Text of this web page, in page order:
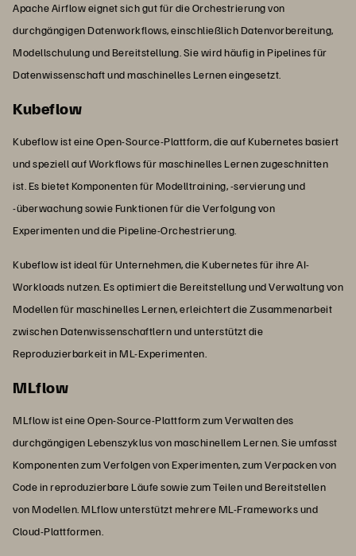
Apache Airflow eignet sich gut für die Orchestrierung von
durchgängigen Datenworkflows, einschließlich Datenvorbereitung,
Modellschulung und Bereitstellung. Sie wird häufig in Pipelines für
Datenwissenschaft und maschinelles Lernen eingesetzt.
Kubeflow
Kubeflow ist eine Open-Source-Plattform, die auf Kubernetes basiert
und speziell auf Workflows für maschinelles Lernen zugeschnitten
ist. Es bietet Komponenten für Modelltraining, -servierung und
-überwachung sowie Funktionen für die Verfolgung von
Experimenten und die Pipeline-Orchestrierung.
Kubeflow ist ideal für Unternehmen, die Kubernetes für ihre AI-
Workloads nutzen. Es optimiert die Bereitstellung und Verwaltung von
Modellen für maschinelles Lernen, erleichtert die Zusammenarbeit
zwischen Datenwissenschaftlern und unterstützt die
Reproduzierbarkeit in ML-Experimenten.
MLflow
MLflow ist eine Open-Source-Plattform zum Verwalten des
durchgängigen Lebenszyklus von maschinellem Lernen. Sie umfasst
Komponenten zum Verfolgen von Experimenten, zum Verpacken von
Code in reproduzierbare Läufe sowie zum Teilen und Bereitstellen
von Modellen. MLflow unterstützt mehrere ML-Frameworks und
Cloud-Plattformen.